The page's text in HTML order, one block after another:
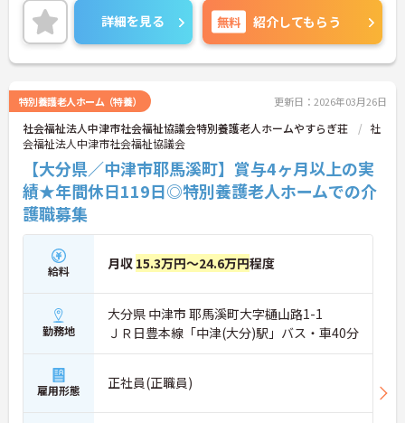
お気軽にお問い合わせください♪
詳細を見る 無料 紹介してもらう
特別養護老人ホーム（特養） 更新日：2026年03月26日
社会福祉法人中津市社会福祉協議会特別養護老人ホームやすらぎ荘
社
会福祉法人中津市社会福祉協議会
【大分県／中津市耶馬溪町】賞与4ヶ月以上の実
績★年間休日119日◎特別養護老人ホームでの介
護職募集
給料 月収 15.3万円～24.6万円程度
勤務地
大分県 中津市 耶馬溪町大字樋山路1-1
ＪＲ日豊本線「中津(大分)駅」バス・車40分
雇用形態 正社員(正職員)